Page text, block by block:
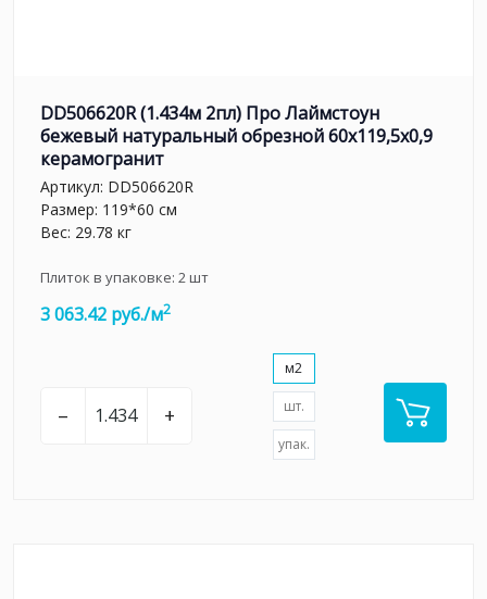
DD506620R (1.434м 2пл) Про Лаймстоун
бежевый натуральный обрезной 60x119,5x0,9
керамогранит
Артикул: DD506620R
Размер: 119*60 см
Вес: 29.78 кг
Плиток в упаковке: 2шт
3 063.42 руб./м2
– +
м2
шт.
упак.